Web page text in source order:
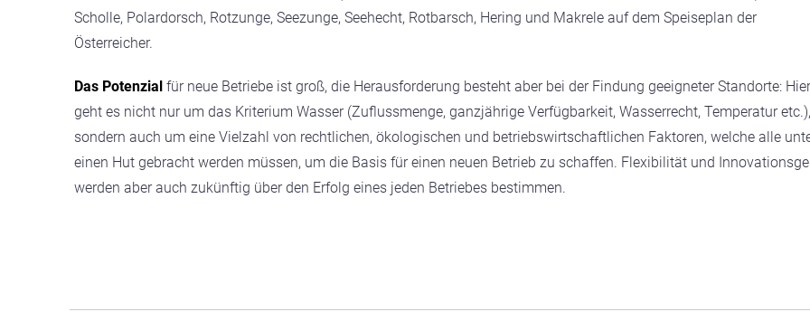
Scholle, Polardorsch, Rotzunge, Seezunge, Seehecht, Rotbarsch, Hering und Makrele auf dem Speiseplan der
Österreicher.
Das Potenzial für neue Betriebe ist groß, die Herausforderung besteht aber bei der Findung geeigneter Standorte: Hier
geht es nicht nur um das Kriterium Wasser (Zuflussmenge, ganzjährige Verfügbarkeit, Wasserrecht, Temperatur etc.),
sondern auch um eine Vielzahl von rechtlichen, ökologischen und betriebswirtschaftlichen Faktoren, welche alle
einen Hut gebracht werden müssen, um die Basis für einen neuen Betrieb zu schaffen. Flexibilität und
werden aber auch zukünftig über den Erfolg eines jeden Betriebes bestimmen.